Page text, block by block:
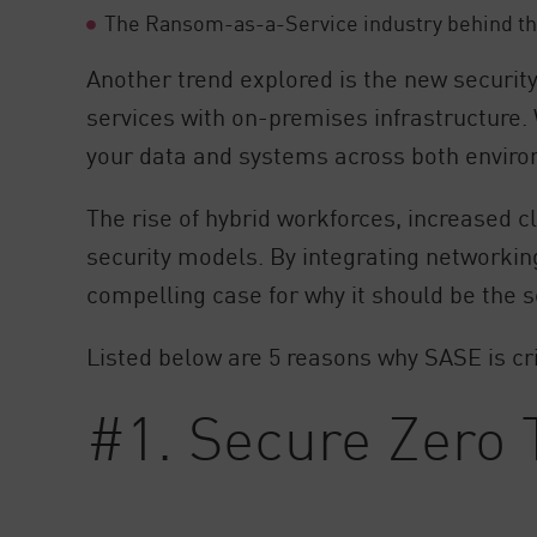
The Ransom-as-a-Service industry behind
Another trend explored is the new
services with on-premises
your data and systems across both
The rise of hybrid workforces, increased
security models. By integrating
compelling case for why it should be the
Listed below are 5 reasons why SASE is
#1. Secure Zero